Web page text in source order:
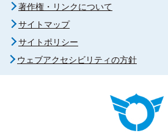
著作権・リンクについて
サイトマップ
サイトポリシー
ウェブアクセシビリティの方針